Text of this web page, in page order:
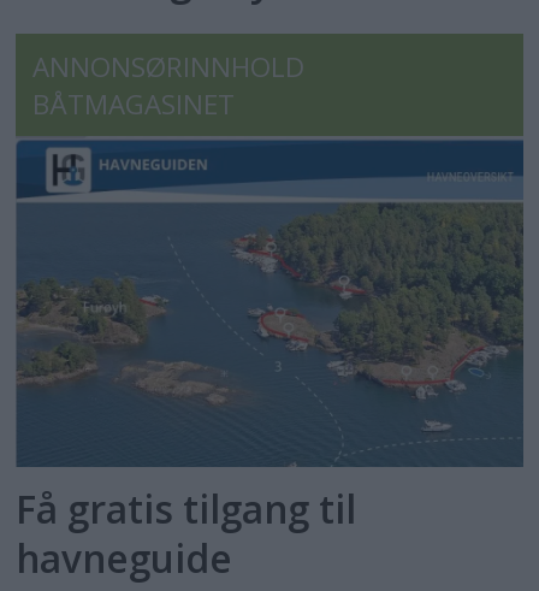
ANNONSØRINNHOLD
BÅTMAGASINET
Få gratis tilgang til
havneguide